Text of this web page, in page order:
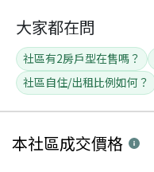
大家都在問
社區有2房戶型在售嗎？
社區自住/出租比例如何？
本社區成交價格